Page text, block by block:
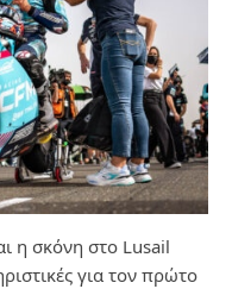
η σκόνη στο Lusail
για τον πρώτο